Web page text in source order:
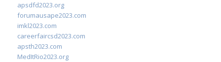
apsdfd2023.org
forumausape2023.com
imkl2023.com
careerfaircsd2023.com
apsth2023.com
MedItRio2023.org